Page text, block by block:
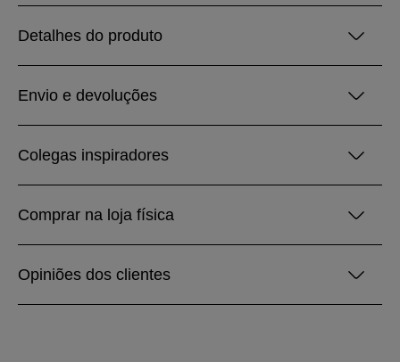
Detalhes do produto
Envio e devoluções
Colegas inspiradores
Comprar na loja física
Opiniões dos clientes